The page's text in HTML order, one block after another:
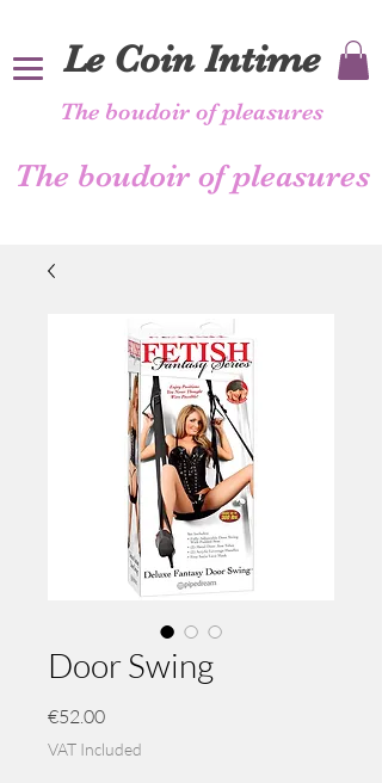
Le Coin Intime
The boudoir of pleasures
The boudoir of pleasures
Door Swing
€52.00Price
VAT Included